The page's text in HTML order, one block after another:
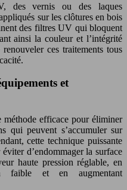
des vernis ou des laques
sur les clôtures en bois
des filtres UV qui bloquent
ainsi la couleur et l’intégrité
ces traitements tous
et
méthode efficace pour éliminer
qui peuvent s’accumuler sur
cette technique puissante
d’endommager la surface
haute pression réglable, en
faible et en augmentant